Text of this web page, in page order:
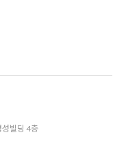
빌딩 4층